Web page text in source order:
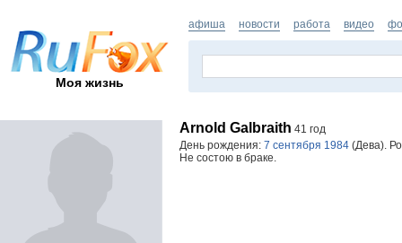
Моя жизнь
афиша новости работа видео
Arnold Galbraith 41 год
День рождения: 7 сентября 1984 (Дева).
Не состою в браке.